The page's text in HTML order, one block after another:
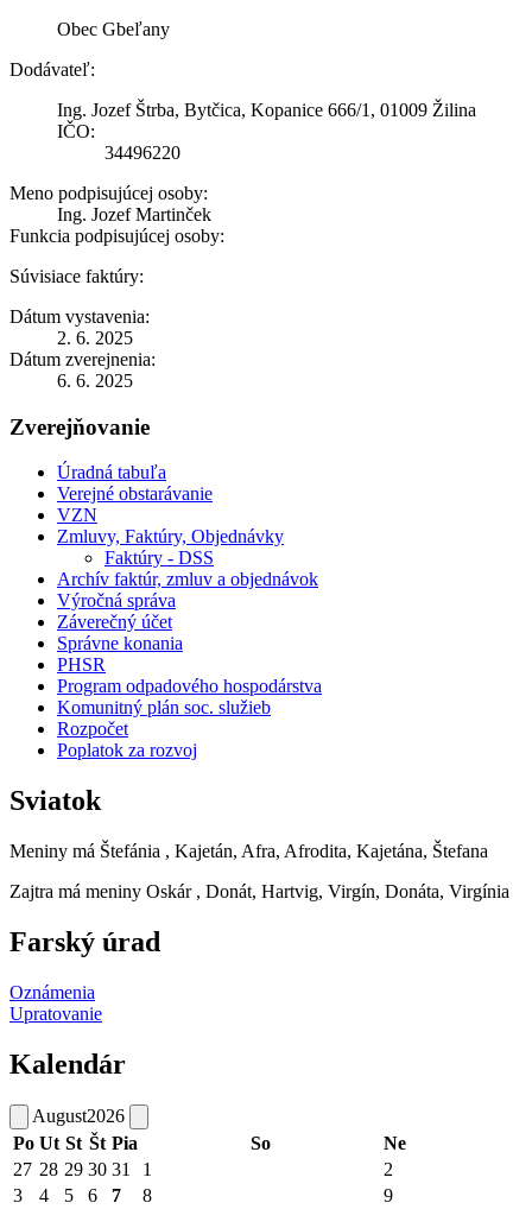
Obec Gbeľany
Dodávateľ:
Ing. Jozef Štrba, Bytčica, Kopanice 666/1, 01009 Žilina
IČO:
34496220
Meno podpisujúcej osoby:
Ing. Jozef Martinček
Funkcia podpisujúcej osoby:
Súvisiace faktúry:
Dátum vystavenia:
2. 6. 2025
Dátum zverejnenia:
6. 6. 2025
Zverejňovanie
Úradná tabuľa
Verejné obstarávanie
VZN
Zmluvy, Faktúry, Objednávky
Faktúry - DSS
Archív faktúr, zmluv a objednávok
Výročná správa
Záverečný účet
Správne konania
PHSR
Program odpadového hospodárstva
Komunitný plán soc. služieb
Rozpočet
Poplatok za rozvoj
Sviatok
Meniny má Štefánia , Kajetán, Afra, Afrodita, Kajetána, Štefana
Zajtra má meniny Oskár , Donát, Hartvig, Virgín, Donáta, Virgínia
Farský úrad
Oznámenia
Upratovanie
Kalendár
August2026
Po Ut St Št Pia So
Ne
27 28 29 30 31 1
2
3
4 5 6 7 8 9